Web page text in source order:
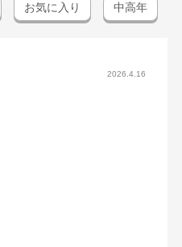
お気に入り 中高年
2026.4.16